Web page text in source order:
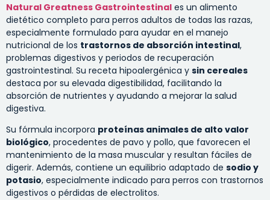
Natural Greatness Gastrointestinal es un alimento
dietético completo para perros adultos de todas las razas,
especialmente formulado para ayudar en el manejo
nutricional de los trastornos de absorción intestinal,
problemas digestivos y periodos de recuperación
gastrointestinal. Su receta hipoalergénica y sin cereales
destaca por su elevada digestibilidad, facilitando la
absorción de nutrientes y ayudando a mejorar la salud
digestiva.
Su fórmula incorpora proteínas animales de alto valor
biológico, procedentes de pavo y pollo, que favorecen el
mantenimiento de la masa muscular y resultan fáciles de
digerir. Además, contiene un equilibrio adaptado de sodio y
potasio, especialmente indicado para perros con trastornos
digestivos o pérdidas de electrolitos.